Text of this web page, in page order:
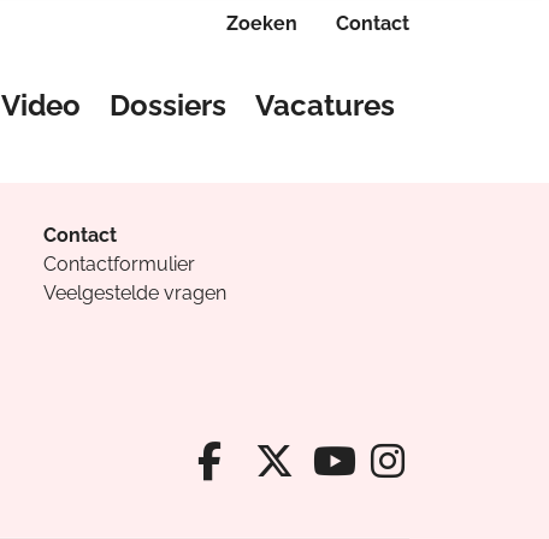
Zoeken Contact
Video Dossiers Vacatures
Contact
Contactformulier
Veelgestelde vragen
Facebook van
X van